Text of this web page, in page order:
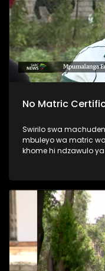
No Matric
Swirilo swa
mbuleyo wa matric
khome hi ndzawulo